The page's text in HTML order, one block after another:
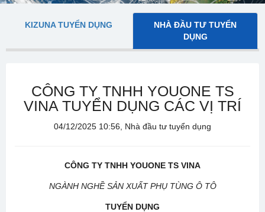
KIZUNA TUYỂN DỤNG
NHÀ ĐẦU TƯ TUYỂN
DỤNG
CÔNG TY TNHH YOUONE TS
VINA TUYỂN DỤNG CÁC VỊ TRÍ
04/12/2025 10:56, Nhà đầu tư tuyển dụng
CÔNG TY TNHH YOUONE TS VINA
NGÀNH NGHỀ SẢN XUẤT PHỤ TÙNG Ô TÔ
TUYỂN DỤNG